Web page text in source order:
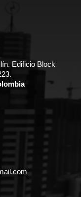
Edificio Block